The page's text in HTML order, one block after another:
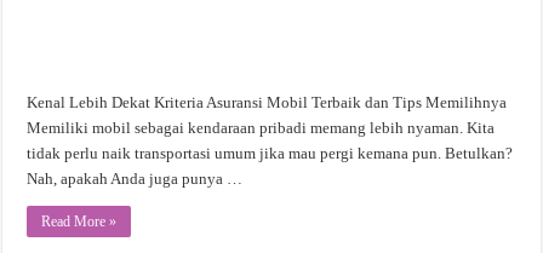
Kenal Lebih Dekat Kriteria Asuransi Mobil Terbaik dan Tips Memilihnya
Memiliki mobil sebagai kendaraan pribadi memang lebih nyaman. Kita
tidak perlu naik transportasi umum jika mau pergi kemana pun. Betulkan?
Nah, apakah Anda juga punya …
Read More »